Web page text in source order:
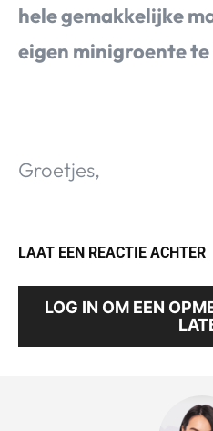
hele gemakkelijke
eigen minigroente
Groetjes,
LAAT EEN REACTIE ACHTER
LOG IN OM EEN